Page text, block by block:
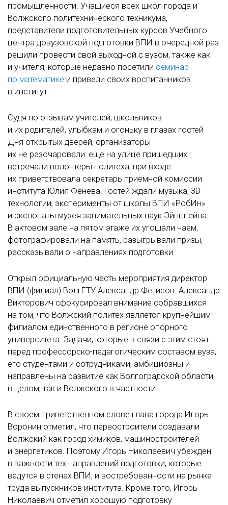
промышленности. Учащиеся всех школ города и
Волжского политехнического техникума,
представители подготовительных курсов Учебного
центра довузовской подготовки ВПИ в очередной раз
решили провести свой выходной с вузом, также как
и учителя, которые недавно посетили семинар
по математике и привели своих воспитанников
в институт.
Судя по отзывам учителей, школьников
и их родителей, улыбкам и огоньку в глазах гостей
Дня открытых дверей, организаторы
их не разочаровали: еще на улице пришедших
встречали волонтеры политеха, при входе
их приветствовала секретарь приемной комиссии
института Юлия Фенева. Гостей ждали музыка, 3D-
технологии, эксперименты от школы ВПИ «РобИн»
и экспонаты музея занимательных наук Эйнштейна.
В актовом зале на пятом этаже их угощали чаем,
фотографировали на память, разыгрывали призы,
рассказывали о направлениях подготовки.
Открыл официальную часть мероприятия директор
ВПИ (филиал) ВолгГТУ Александр Фетисов. Александр
Викторович сфокусировал внимание собравшихся
на том, что Волжский политех является крупнейшим
филиалом единственного в регионе опорного
университета. Задачи, которые в связи с этим стоят
перед профессорско-педагогическим составом вуза,
его студентами и сотрудниками, амбициозны и
направлены на развитие как Волгоградской области
в целом, так и Волжского в частности.
В своем приветственном слове глава города Игорь
Воронин отметил, что первостроители создавали
Волжский как город химиков, машиностроителей
и энергетиков. Поэтому Игорь Николаевич убежден
в важности тех направлений подготовки, которые
ведутся в стенах ВПИ, и востребованности на рынке
труда выпускников института. Кроме того, Игорь
Николаевич отметил хорошую подготовку